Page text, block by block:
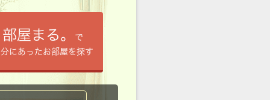
部屋まる。
で
にあったお部屋を探す